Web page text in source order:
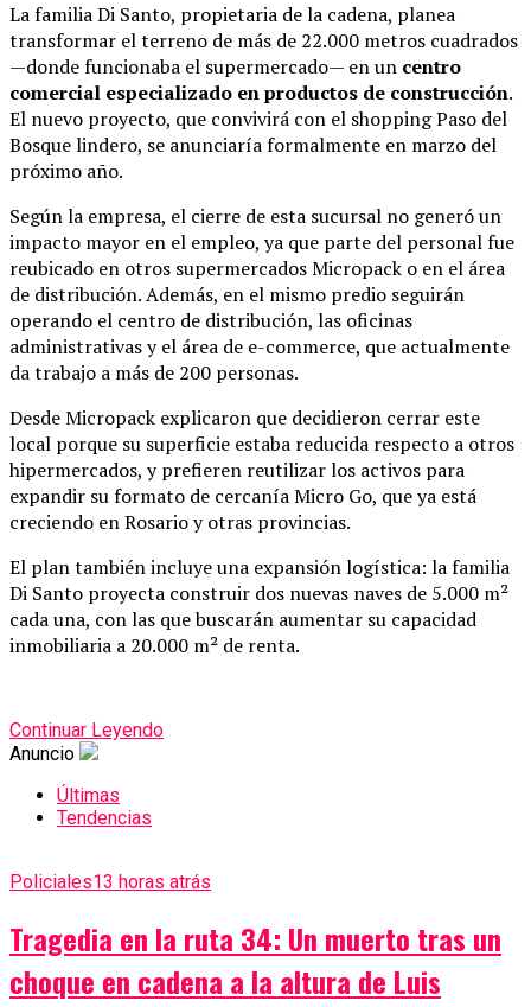
La familia Di Santo, propietaria de la cadena, planea
transformar el terreno de más de 22.000 metros cuadrados
—donde funcionaba el supermercado— en un centro
comercial especializado en productos de construcción.
El nuevo proyecto, que convivirá con el shopping Paso del
Bosque lindero, se anunciaría formalmente en marzo del
próximo año.
Según la empresa, el cierre de esta sucursal no generó un
impacto mayor en el empleo, ya que parte del personal fue
reubicado en otros supermercados Micropack o en el área
de distribución. Además, en el mismo predio seguirán
operando el centro de distribución, las oficinas
administrativas y el área de e-commerce, que actualmente
da trabajo a más de 200 personas.
Desde Micropack explicaron que decidieron cerrar este
local porque su superficie estaba reducida respecto a otros
hipermercados, y prefieren reutilizar los activos para
expandir su formato de cercanía Micro Go, que ya está
creciendo en Rosario y otras provincias.
El plan también incluye una expansión logística: la familia
Di Santo proyecta construir dos nuevas naves de 5.000 m²
cada una, con las que buscarán aumentar su capacidad
inmobiliaria a 20.000 m² de renta.
Continuar Leyendo
Anuncio
Últimas
Tendencias
Policiales13 horas atrás
Tragedia en la ruta 34: Un muerto tras un
choque en cadena a la altura de Luis